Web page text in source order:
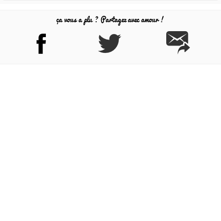
ça vous a plu ? Partagez avec amour !